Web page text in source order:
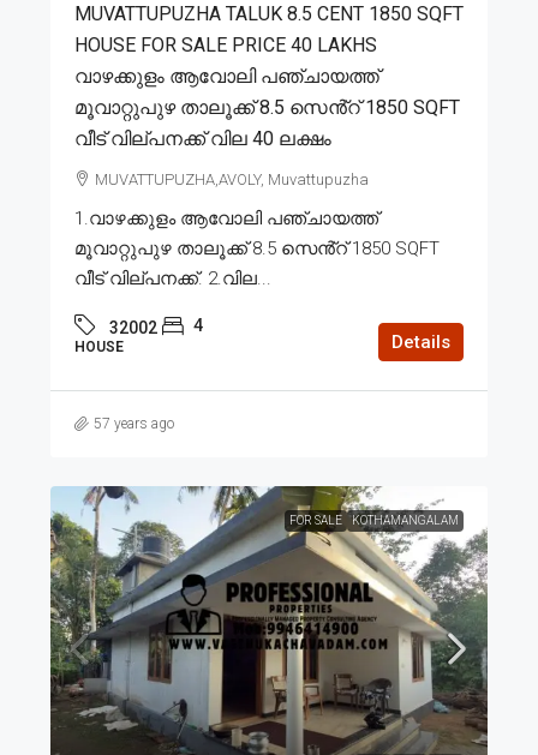
MUVATTUPUZHA TALUK 8.5 CENT 1850 SQFT
HOUSE FOR SALE PRICE 40 LAKHS
വാഴക്കുളം ആവോലി പഞ്ചായത്ത്
മൂവാറ്റുപുഴ താലൂക്ക് 8.5 സെൻ്റ് 1850 SQFT
വീട് വില്പനക്ക് വില 40 ലക്ഷം
MUVATTUPUZHA,AVOLY, Muvattupuzha
1.വാഴക്കുളം ആവോലി പഞ്ചായത്ത്
മൂവാറ്റുപുഴ താലൂക്ക് 8.5 സെൻ്റ് 1850 SQFT
വീട് വില്പനക്ക്. 2.വില...
32002 4
HOUSE Details
57 years ago
FOR SALE KOTHAMANGALAM